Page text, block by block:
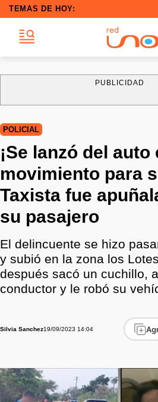
TEMAS DE HOY:
PUBLICIDAD
POLICIAL
¡Se lanzó del auto
movimiento para
Taxista fue
su pasajero
El delincuente se hizo
y subió en la zona los
después sacó un cuchillo,
conductor y le robó su
Silvia Sanchez19/09/2023 14:04